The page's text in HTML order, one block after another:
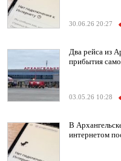
30.06.26 20:27
Два рейса из
прибытия
03.05.26 10:28
В
интернетом